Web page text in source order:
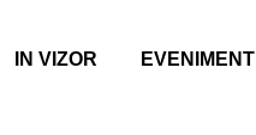
IN VIZOR EVENIMENT